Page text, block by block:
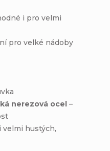
i pro velmi
pro velké nádoby
nerezová ocel –
velmi hustých,